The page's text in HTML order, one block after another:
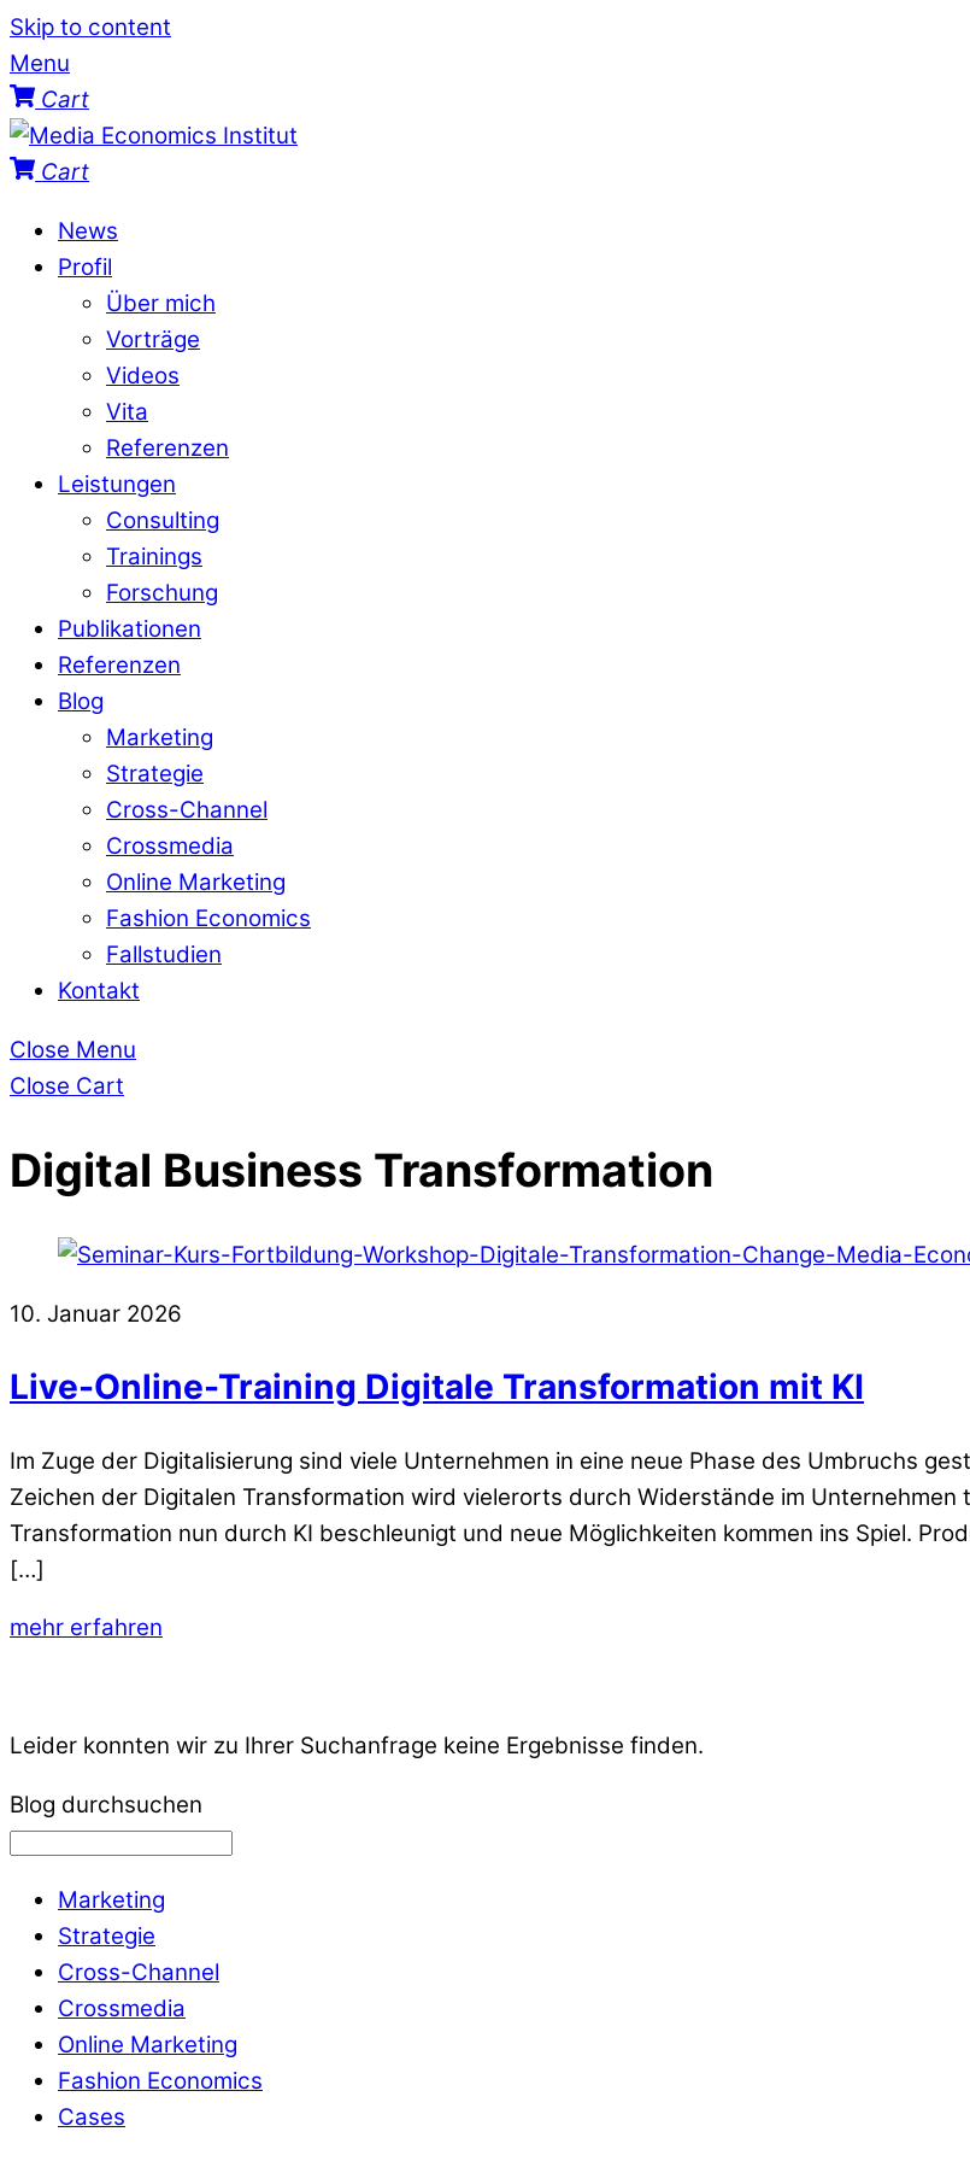
Skip to content
Menu
Cart
Cart
News
Profil
Über mich
Vorträge
Videos
Vita
Referenzen
Leistungen
Consulting
Trainings
Forschung
Publikationen
Referenzen
Blog
Marketing
Strategie
Cross-Channel
Crossmedia
Online Marketing
Fashion Economics
Fallstudien
Kontakt
Close Menu
Close Cart
Digital Business Transformation
10. Januar 2026
Live-Online-Training Digitale Transformation mit KI
Im Zuge der Digitalisierung sind viele Unternehmen in eine neue Phase des Umbruchs
Zeichen der Digitalen Transformation wird vielerorts durch Widerstände im
Transformation nun durch KI beschleunigt und neue Möglichkeiten kommen ins Spiel.
[…]
mehr erfahren
Leider konnten wir zu Ihrer Suchanfrage keine Ergebnisse finden.
Blog durchsuchen
Marketing
Strategie
Cross-Channel
Crossmedia
Online Marketing
Fashion Economics
Cases